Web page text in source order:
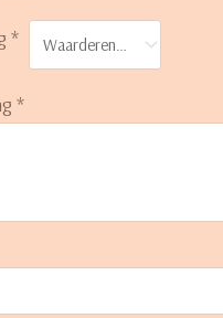
*
*